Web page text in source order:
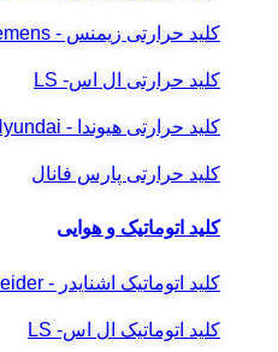
کلید حرارتی زیمنس - Siemens
کلید حرارتی ال اس- LS
کلید حرارتی هیوندا - Hyundai
کلید حرارتی پارس فانال
کلید اتوماتیک و هوایی
کلید اتوماتیک اشنایدر - Schneider
کلید اتوماتیک ال اس- LS